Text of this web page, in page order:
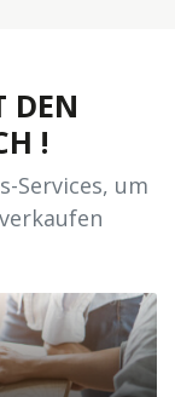
DEN
!
Services, um